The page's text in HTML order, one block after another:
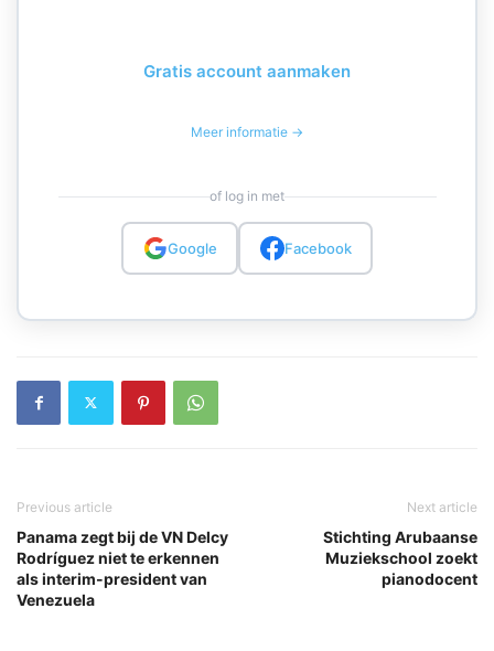
Gratis account aanmaken
Meer informatie →
of log in met
Google Facebook
Previous article
Panama zegt bij de VN Delcy
Rodríguez niet te erkennen
als interim-president van
Venezuela
Next article
Stichting Arubaanse
Muziekschool zoekt
pianodocent